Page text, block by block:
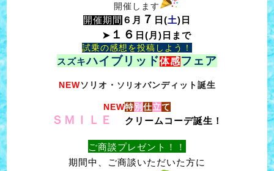
開催します
開催期間 ６月 ７ 日(土)日
➤ １６ 日(月)日まで
試乗の感想を投稿しよう！
スズキハイブリッド体感フェア
NEWソリオ・ ソリオバンディット誕生
NEW特別 仕立て
ＳＭＩＬＥ クリームコーデ誕生！
ご商談プレゼント！！
期間中、ご商談いただいた方に